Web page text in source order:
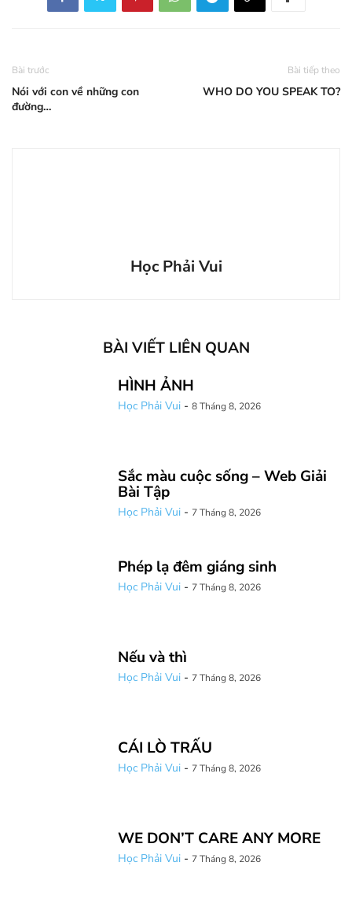
Bài trước
Nói với con về những con
đường…
Bài tiếp theo
WHO DO YOU SPEAK TO?
Học Phải Vui
BÀI VIẾT LIÊN QUAN
HÌNH ẢNH
Học Phải Vui - 8 Tháng 8, 2026
Sắc màu cuộc sống – Web Giải
Bài Tập
Học Phải Vui - 7 Tháng 8, 2026
Phép lạ đêm giáng sinh
Học Phải Vui - 7 Tháng 8, 2026
Nếu và thì
Học Phải Vui - 7 Tháng 8, 2026
CÁI LÒ TRẤU
Học Phải Vui - 7 Tháng 8, 2026
WE DON’T CARE ANY MORE
Học Phải Vui - 7 Tháng 8, 2026